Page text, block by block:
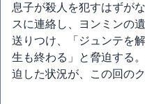
息子が殺人を犯すはずが
スに連絡し、ヨンミンの
送りつけ、「ジュンテを
生も終わる」と脅迫する
迫した状況が、この回の